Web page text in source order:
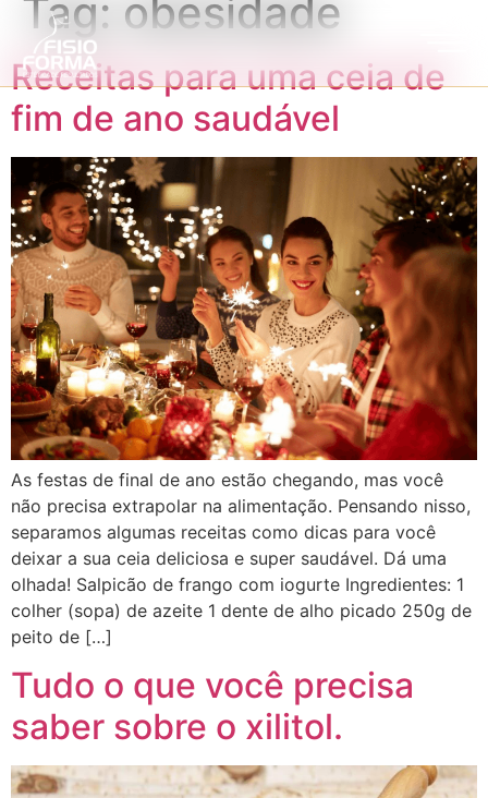
Tag: obesidade
Receitas para uma ceia de
fim de ano saudável
As festas de final de ano estão chegando, mas você
não precisa extrapolar na alimentação. Pensando nisso,
separamos algumas receitas como dicas para você
deixar a sua ceia deliciosa e super saudável. Dá uma
olhada! Salpicão de frango com iogurte Ingredientes: 1
colher (sopa) de azeite 1 dente de alho picado 250g de
peito de […]
Tudo o que você precisa
saber sobre o xilitol.